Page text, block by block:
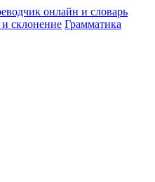
и склонение Грамматика